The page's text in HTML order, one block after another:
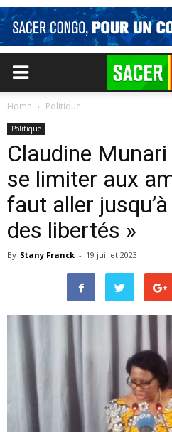
Home Politique
Politique
Claudine
se limiter aux
faut aller
des libertés »
By Stany Franck - 19 juillet 2023